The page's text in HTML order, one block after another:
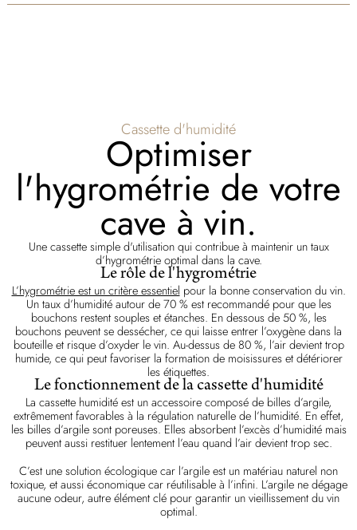
Cassette d'humidité
Optimiser
l'hygrométrie de votre
cave à vin.
Une cassette simple d'utilisation qui contribue à maintenir un taux
d’hygrométrie optimal dans la cave.
Le rôle de l'hygrométrie
L’hygrométrie est un critère essentiel pour la bonne conservation du vin.
Un taux d’humidité autour de 70 % est recommandé pour que les
bouchons restent souples et étanches. En dessous de 50 %, les
bouchons peuvent se dessécher, ce qui laisse entrer l’oxygène dans la
bouteille et risque d’oxyder le vin. Au-dessus de 80 %, l’air devient trop
humide, ce qui peut favoriser la formation de moisissures et détériorer
les étiquettes.
Le fonctionnement de la cassette d'humidité
La cassette humidité est un accessoire composé de billes d’argile,
extrêmement favorables à la régulation naturelle de l’humidité. En effet,
les billes d’argile sont poreuses. Elles absorbent l’excès d’humidité mais
peuvent aussi restituer lentement l’eau quand l’air devient trop sec.
C’est une solution écologique car l’argile est un matériau naturel non
toxique, et aussi économique car réutilisable à l’infini. L’argile ne dégage
aucune odeur, autre élément clé pour garantir un vieillissement du vin
optimal.